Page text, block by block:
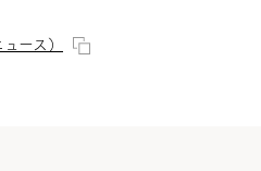
ース）